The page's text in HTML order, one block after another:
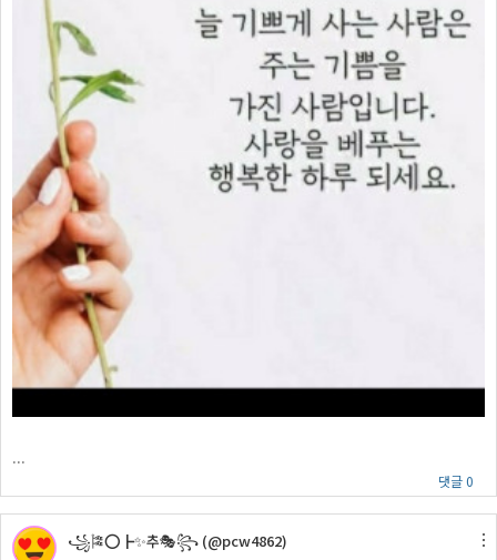
...
댓글 0
꧁🎏⭕┣✨추🎭꧂ (@pcw4862)